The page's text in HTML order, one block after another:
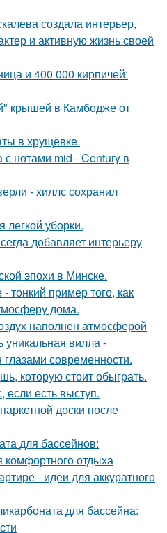
создала интерьер,
и активную жизнь своей
и 400 000 кирпичей:
крышей в Камбодже от
в хрущёвке.
нотами mid - Century в
- хиллс сохранил
уборки.
добавляет интерьеру
эпохи в Минске.
тонкий пример того, как
дома.
наполнен атмосферой
уникальная вилла -
современности.
которую стоит обыграть.
если есть выступ.
доски после
для бассейнов:
отдыха
- идеи для аккуратного
для бассейна: